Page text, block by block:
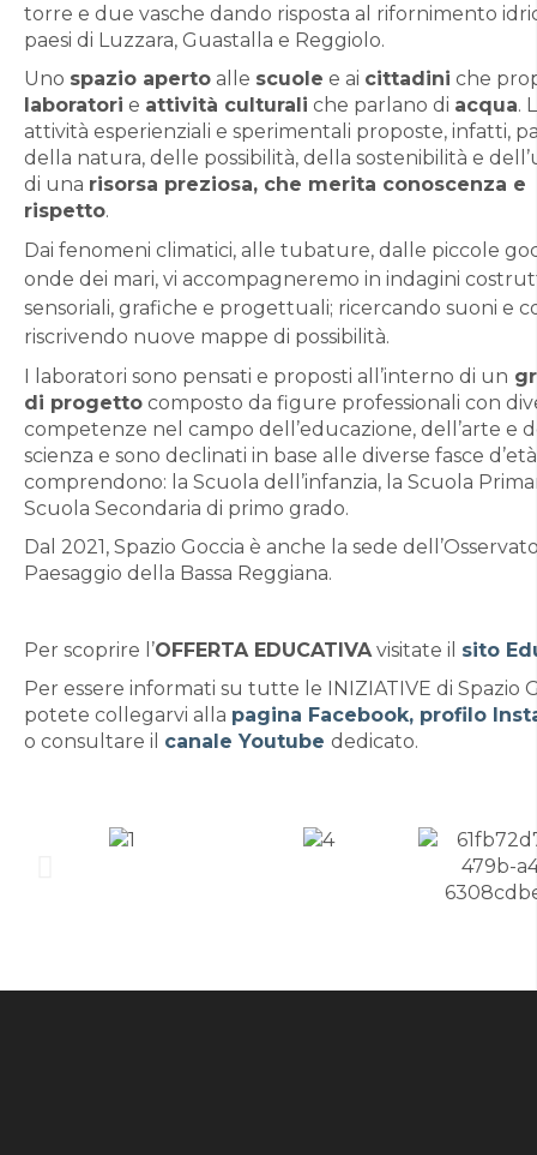
torre e due vasche dando risposta al rifornimento
paesi di Luzzara, Guastalla e Reggiolo.
Uno spazio aperto alle scuole e ai cittadini che
laboratori e attività culturali che parlano di acqua.
attività esperienziali e sperimentali proposte, infatti,
della natura, delle possibilità, della sostenibilità e
di una risorsa preziosa, che merita conoscenza e
rispetto.
Dai fenomeni climatici, alle tubature, dalle piccole
onde dei mari, vi accompagneremo in indagini
sensoriali, grafiche e progettuali; ricercando suoni e
riscrivendo nuove mappe di possibilità.
I laboratori sono pensati e proposti all’interno di un
di progetto composto da figure professionali con
competenze nel campo dell’educazione, dell’arte e
scienza e sono declinati in base alle diverse fasce
comprendono: la Scuola dell’infanzia, la Scuola
Scuola Secondaria di primo grado.
Dal 2021, Spazio Goccia è anche la sede
Paesaggio della Bassa Reggiana.
Per scoprire l’OFFERTA EDUCATIVAvisitate il sito
Per essere informati su tutte le INIZIATIVE di Spazio
potete collegarvi alla pagina Facebook, profilo
o consultare il canale Youtube dedicato.